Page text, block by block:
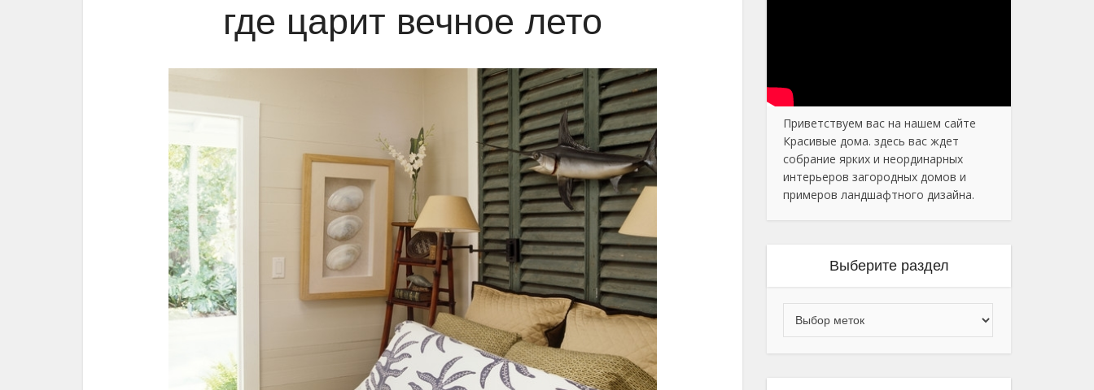
где царит вечное лето
Приветствуем вас на нашем сайте
Красивые дома. здесь вас ждет
собрание ярких и неординарных
интерьеров загородных домов и
примеров ландшафтного дизайна.
Выберите раздел